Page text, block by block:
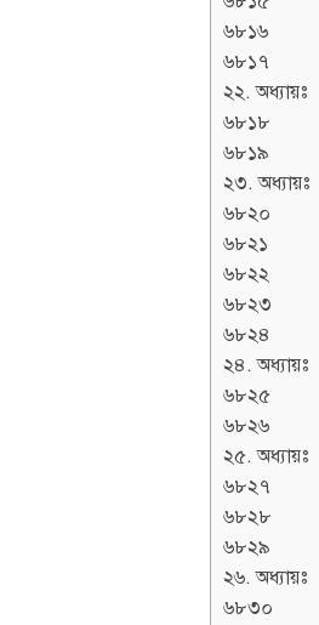
৬৮১৬
৬৮১৭
২২. অধ্যায়ঃ
৬৮১৮
৬৮১৯
২৩. অধ্যায়ঃ
৬৮২০
৬৮২১
৬৮২২
৬৮২৩
৬৮২৪
২৪. অধ্যায়ঃ
৬৮২৫
৬৮২৬
২৫. অধ্যায়ঃ
৬৮২৭
৬৮২৮
৬৮২৯
২৬. অধ্যায়ঃ
৬৮৩০